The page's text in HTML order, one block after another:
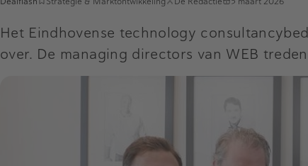
Het Eindhovense technology
over. De managing directors van WEB